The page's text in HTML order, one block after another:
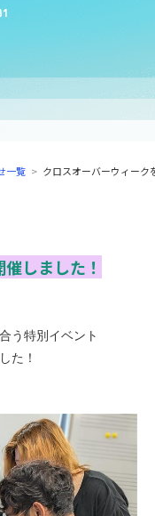
一覧 クロスオーバーウィーク
しました！
う特別イベント
た！